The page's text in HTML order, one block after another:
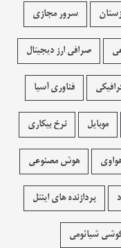
سرور مجازی
صرافی ارز دیجیتال
فناوری آسیا
موبایل نرخ بیکاری
هوش مصنوعی
پردازنده های اینتل
شیائومی